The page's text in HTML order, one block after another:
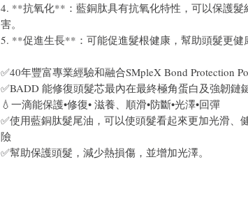
4. **抗氧化**：藍銅肽具有抗氧化特性，可以保護髮
害。
5. **促進生長**：可能促進髮根健康，幫助頭髮更健
✅40年豐富專業經驗和融合SMpleX Bond Protection
✅BADD 能修復頭髮芯最內在最終極角蛋白及強韌鏈
💧一滴能保護•修復• 滋養、順滑•防斷•光澤•回彈
✅使用藍銅肽髮尾油，可以使頭髮看起來更加光滑、
險
✅幫助保護頭髮，減少熱損傷，並增加光澤。